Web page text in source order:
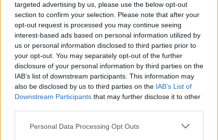
targeted advertising by us, please use the below opt-out
section to confirm your selection. Please note that after your
opt-out request is processed you may continue seeing
interest-based ads based on personal information utilized by
us or personal information disclosed to third parties prior to
your opt-out. You may separately opt-out of the further
disclosure of your personal information by third parties on the
IAB’s list of downstream participants. This information may
also be disclosed by us to third parties on the IAB’s List of
Downstream Participants that may further disclose it to other
Please note that this website/app uses one or more Google
Personal Data Processing Opt Outs
A hozzászóláshoz be kell lépned!
VAGY